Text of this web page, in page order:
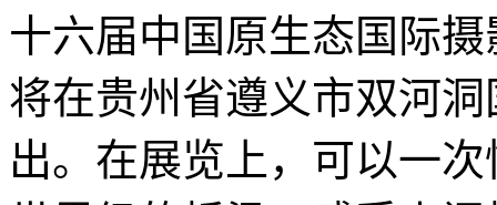
十六届中国原生态国际
将在贵州省遵义市双河
出。在展览上，可以一